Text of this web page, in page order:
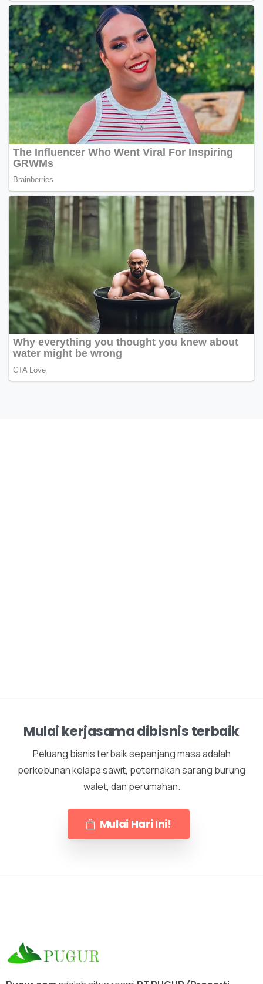
Mulai kerjasama dibisnis terbaik
Peluang bisnis terbaik sepanjang masa adalah
perkebunan kelapa sawit, peternakan sarang burung
walet, dan perumahan.
Mulai Hari Ini!